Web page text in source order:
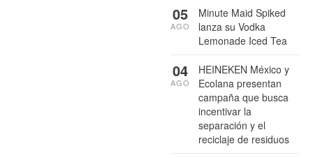
Minute Maid Spiked
lanza su Vodka
Lemonade Iced Tea
05
AGO
HEINEKEN México y
Ecolana presentan
campaña que busca
incentivar la
separación y el
reciclaje de residuos
04
AGO